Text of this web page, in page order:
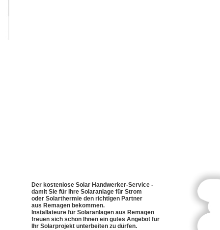
Der kostenlose Solar Handwerker-Service -
damit Sie für Ihre Solaranlage für Strom
oder Solarthermie den richtigen Partner
aus Remagen bekommen.
Installateure für Solaranlagen aus Remagen
freuen sich schon Ihnen ein gutes Angebot für
Ihr Solarprojekt unterbeiten zu dürfen.